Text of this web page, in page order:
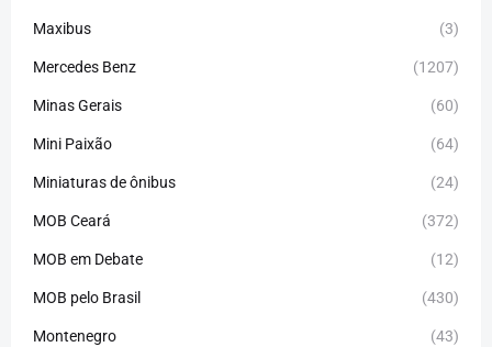
Maxibus (3)
Mercedes Benz (1207)
Minas Gerais (60)
Mini Paixão (64)
Miniaturas de ônibus (24)
MOB Ceará (372)
MOB em Debate (12)
MOB pelo Brasil (430)
Montenegro (43)